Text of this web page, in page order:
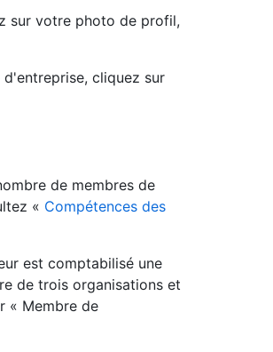
sur votre photo de profil,
cliquez sur
de membres de
« Compétences des
est comptabilisé une
de trois organisations et
« Membre de